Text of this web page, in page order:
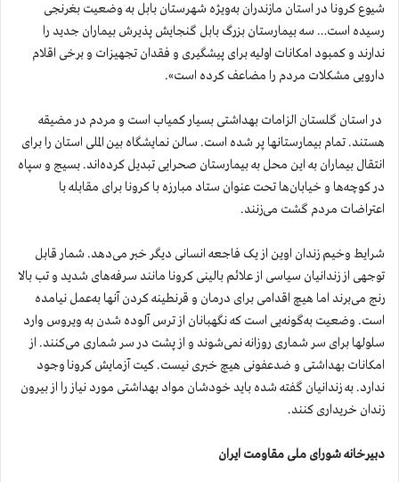
شیوع کرونا در استان مازندران به‌ویژه شهرستان بابل به وضعیت بغرنجی
رسیده است… سه بیمارستان بزرگ بابل گنجایش پذیرش بیماران جدید را
ندارند و کمبود امکانات اولیه برای پیشگیری و فقدان تجهیزات و برخی اقلام
دارویی مشکلات مردم را مضاعف کرده است».
در استان گلستان الزامات بهداشتی بسیار کمیاب است و مردم در مضیقه
هستند. تمام بیمارستانها پر شده است. سالن نمایشگاه بین الملی استان را برای
انتقال بیماران به این محل به بیمارستان صحرایی تبدیل کرده‌اند. بسیج و سپاه
در کوچه‌ها و خیابان‌ها تحت عنوان ستاد مبارزه با کرونا برای مقابله با
اعتراضات مردم گشت می‌زنند.
شرایط وخیم زندان اوین از یک فاجعه انسانی دیگر خبر می‌دهد. شمار قابل
توجهی از زندانیان سیاسی از علائم بالینی کرونا مانند سرفه‌های شدید و تب بالا
رنج می‌برند اما هیچ اقدامی برای درمان و قرنطینه کردن آنها به‌عمل نیامده
است. وضعیت به‌گونه‌یی است که نگهبانان از ترس آلوده شدن به ویروس وارد
سلولها برای سر شماری روزانه نمی‌شوند و از پشت در سر شماری می‌کنند. از
امکانات بهداشتی و ضدعفونی هیچ خبری نیست. کیت آزمایش کرونا وجود
ندارد. به زندانیان گفته شده باید خودشان مواد بهداشتی مورد نیاز را از بیرون
زندان خریداری کنند.
دبیرخانه شورای ملی مقاومت ایران